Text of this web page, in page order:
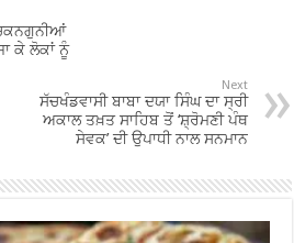
ਕੇ ਲੋਕਾਂ ਨੂੰ
Next
ਸੱਚਖੰਡਵਾਸੀ ਬਾਬਾ ਦਯਾ ਸਿੰਘ ਦਾ ਸ੍ਰੀ
ਅਕਾਲ ਤਖ਼ਤ ਸਾਹਿਬ ਤੋਂ ‘ਸ਼੍ਰੋਮਣੀ ਪੰਥ
ਸੇਵਕ’ ਦੀ ਉਪਾਧੀ ਨਾਲ ਸਨਮਾਨ